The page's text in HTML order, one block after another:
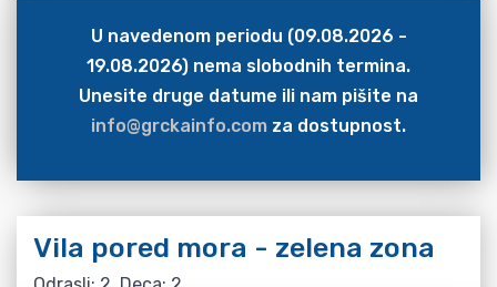
U navedenom periodu (09.08.2026 -
19.08.2026) nema slobodnih termina.
Unesite druge datume ili nam pišite na
info@grckainfo.com za dostupnost.
Vila pored mora - zelena zona